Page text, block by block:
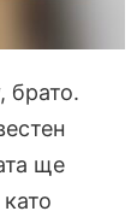
брато.
ще